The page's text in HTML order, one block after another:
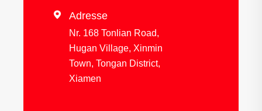
 Adresse
Nr. 168 Tonlian Road,
Hugan Village, Xinmin
Town, Tongan District,
Xiamen